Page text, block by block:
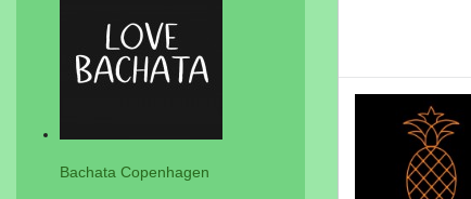
Bachata Copenhagen